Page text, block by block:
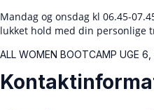
Mandag og onsdag kl 06.45-
lukket hold med din personlige
ALL WOMEN BOOTCAMP UGE